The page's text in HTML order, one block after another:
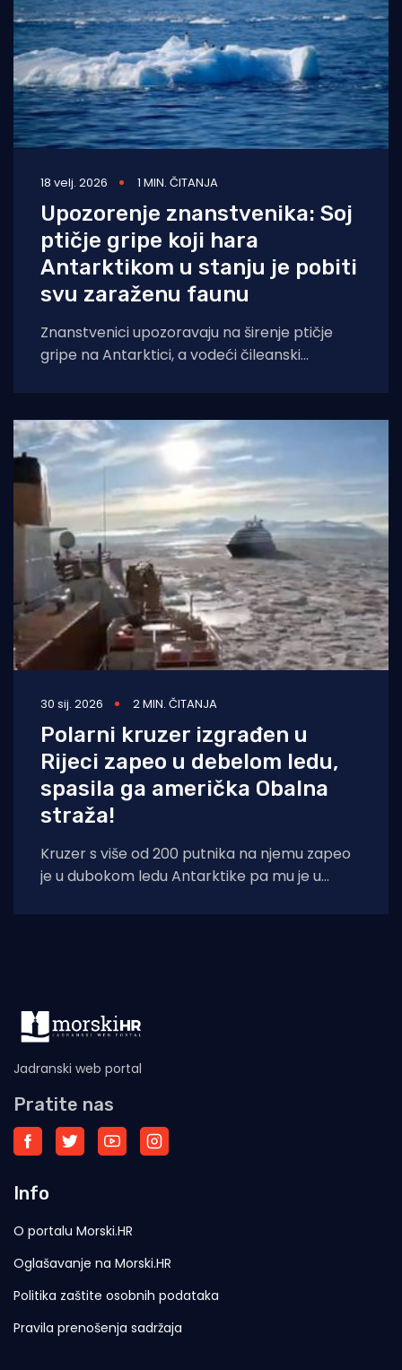
18 velj. 2026 1 MIN. ČITANJA
Upozorenje znanstvenika: Soj
ptičje gripe koji hara
Antarktikom u stanju je pobiti
svu zaraženu faunu
Znanstvenici upozoravaju na širenje ptičje
gripe na Antarktici, a vodeći čileanski
30 sij. 2026 2 MIN. ČITANJA
Polarni kruzer izgrađen u
Rijeci zapeo u debelom ledu,
spasila ga američka Obalna
straža!
Kruzer s više od 200 putnika na njemu zapeo
je u dubokom ledu Antarktike pa mu je u
Jadranski web portal
Pratite nas
Info
O portalu Morski.HR
Oglašavanje na Morski.HR
Politika zaštite osobnih podataka
Pravila prenošenja sadržaja